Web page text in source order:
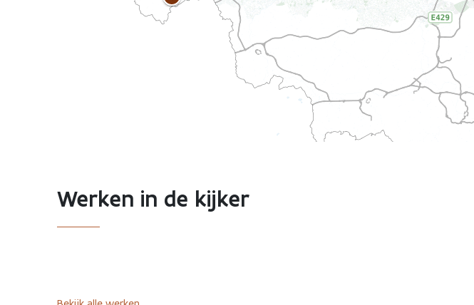
Werken in de kijker